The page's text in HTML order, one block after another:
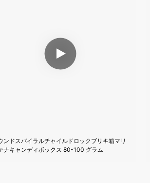
ンドスパイラルチャイルドロックブリキ箱マリ
ナキャンディボックス 80-100 グラム